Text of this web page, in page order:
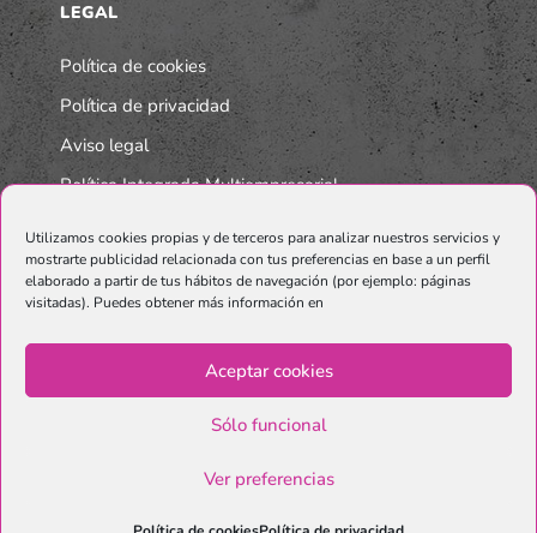
Utilizamos cookies propias y de terceros para analizar nuestros servicios y
mostrarte publicidad relacionada con tus preferencias en base a un perfil
elaborado a partir de tus hábitos de navegación (por ejemplo: páginas
visitadas). Puedes obtener más información en
Aceptar cookies
Sólo funcional
Ver preferencias
LEGAL
Política de cookies
Política de privacidad
Aviso legal
Política Integrada Multiempresarial
Graphenano.